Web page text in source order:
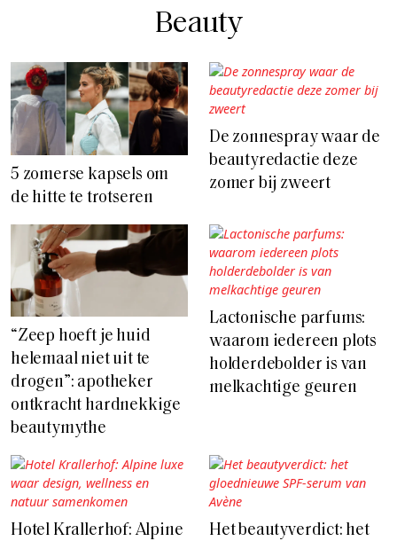
Beauty
5 zomerse kapsels om
de hitte te trotseren
De zonnespray waar de
beautyredactie deze
zomer bij zweert
“Zeep hoeft je huid
helemaal niet uit te
drogen”: apotheker
ontkracht hardnekkige
beautymythe
Lactonische parfums:
waarom iedereen plots
holderdebolder is van
melkachtige geuren
Hotel Krallerhof: Alpine
Het beautyverdict: het